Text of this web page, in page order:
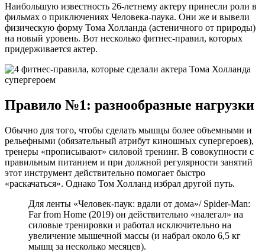
Наибольшую известность 26-летнему актеру принесли роли в
фильмах о приключениях Человека-паука. Они же и вывели
физическую форму Тома Холланда (астеничного от природы)
на новый уровень. Вот несколько фитнес-правил, которых
придерживается актер.
Правило №1: разнообразные нагрузки
Обычно для того, чтобы сделать мышцы более объемными и
рельефными (обязательный атрибут киношных супергероев),
тренеры «прописывают» силовой тренинг. В совокупности с
правильным питанием и при должной регулярности занятий
этот инструмент действительно помогает быстро
«раскачаться». Однако Том Холланд избрал другой путь.
Для ленты «Человек-паук: вдали от дома»/ Spider-Man:
Far from Home (2019) он действительно «налегал» на
силовые тренировки и работал исключительно на
увеличение мышечной массы (и набрал около 6,5 кг
мышц за несколько месяцев).